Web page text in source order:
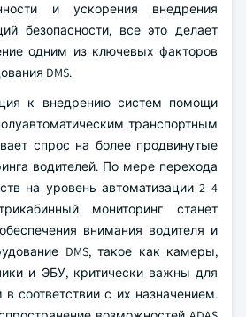
и ускорения внедрения
безопасности, все это делает
одним из ключевых факторов
DMS.
к внедрению систем помощи
транспортным
спрос на более продвинутые
водителей. По мере перехода
на уровень автоматизации 2–4
мониторинг станет
внимания водителя и
DMS, такое как камеры,
и ЭБУ, критически важны для
соответствии с их назначением.